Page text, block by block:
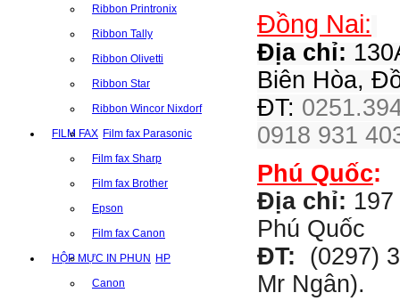
Ribbon Printronix
Ribbon Tally
Ribbon Olivetti
Ribbon Star
Ribbon Wincor Nixdorf
FILM FAX Film fax Parasonic
Film fax Sharp
Film fax Brother
Epson
Film fax Canon
HỘP MỰC IN PHUN HP
Canon
Đồng Nai:
Địa chỉ:
Biên Hòa,
ĐT:
0918 931
Phú Quốc:
Địa chỉ:
Phú Quốc
ĐT:
(0297)
Mr Ngân).